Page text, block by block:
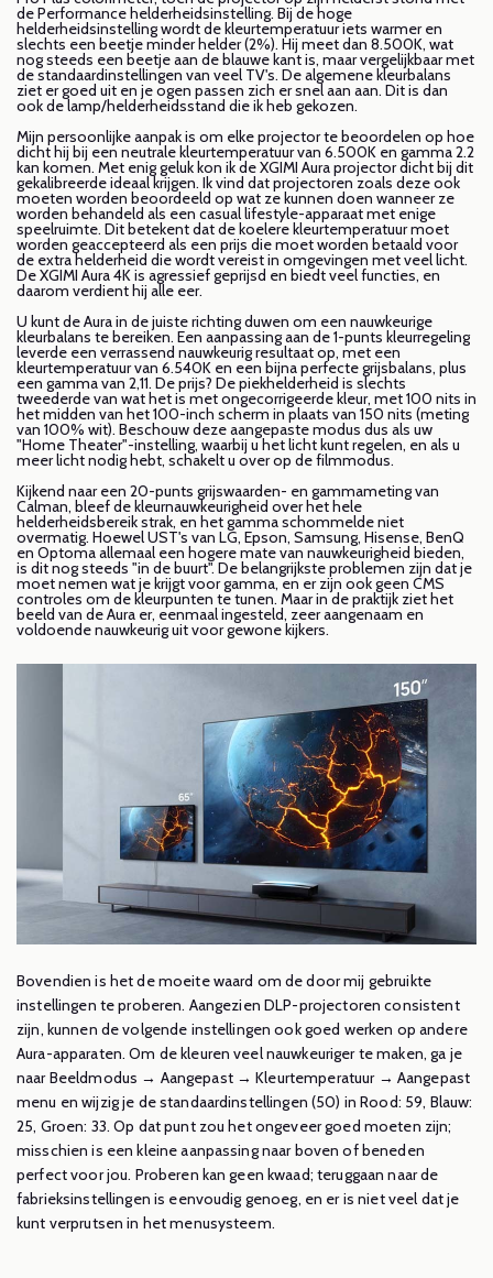
de Performance helderheidsinstelling. Bij de hoge
helderheidsinstelling wordt de kleurtemperatuur iets warmer en
slechts een beetje minder helder (2%). Hij meet dan 8.500K, wat
nog steeds een beetje aan de blauwe kant is, maar vergelijkbaar met
de standaardinstellingen van veel TV's. De algemene kleurbalans
ziet er goed uit en je ogen passen zich er snel aan aan. Dit is dan
ook de lamp/helderheidsstand die ik heb gekozen.
Mijn persoonlijke aanpak is om elke projector te beoordelen op hoe
dicht hij bij een neutrale kleurtemperatuur van 6.500K en gamma 2.2
kan komen. Met enig geluk kon ik de XGIMI Aura projector dicht bij dit
gekalibreerde ideaal krijgen. Ik vind dat projectoren zoals deze ook
moeten worden beoordeeld op wat ze kunnen doen wanneer ze
worden behandeld als een casual lifestyle-apparaat met enige
speelruimte. Dit betekent dat de koelere kleurtemperatuur moet
worden geaccepteerd als een prijs die moet worden betaald voor
de extra helderheid die wordt vereist in omgevingen met veel licht.
De XGIMI Aura 4K is agressief geprijsd en biedt veel functies, en
daarom verdient hij alle eer.
U kunt de Aura in de juiste richting duwen om een nauwkeurige
kleurbalans te bereiken. Een aanpassing aan de 1-punts kleurregeling
leverde een verrassend nauwkeurig resultaat op, met een
kleurtemperatuur van 6.540K en een bijna perfecte grijsbalans, plus
een gamma van 2,11. De prijs? De piekhelderheid is slechts
tweederde van wat het is met ongecorrigeerde kleur, met 100 nits in
het midden van het 100-inch scherm in plaats van 150 nits (meting
van 100% wit). Beschouw deze aangepaste modus dus als uw
"Home Theater"-instelling, waarbij u het licht kunt regelen, en als u
meer licht nodig hebt, schakelt u over op de filmmodus.
Kijkend naar een 20-punts grijswaarden- en gammameting van
Calman, bleef de kleurnauwkeurigheid over het hele
helderheidsbereik strak, en het gamma schommelde niet
overmatig. Hoewel UST's van LG, Epson, Samsung, Hisense, BenQ
en Optoma allemaal een hogere mate van nauwkeurigheid bieden,
is dit nog steeds "in de buurt". De belangrijkste problemen zijn dat je
moet nemen wat je krijgt voor gamma, en er zijn ook geen CMS
controles om de kleurpunten te tunen. Maar in de praktijk ziet het
beeld van de Aura er, eenmaal ingesteld, zeer aangenaam en
voldoende nauwkeurig uit voor gewone kijkers.
Bovendien is het de moeite waard om de door mij gebruikte
instellingen te proberen. Aangezien DLP-projectoren consistent
zijn, kunnen de volgende instellingen ook goed werken op andere
Aura-apparaten. Om de kleuren veel nauwkeuriger te maken, ga je
naar Beeldmodus → Aangepast → Kleurtemperatuur → Aangepast
menu en wijzig je de standaardinstellingen (50) in Rood: 59, Blauw:
25, Groen: 33. Op dat punt zou het ongeveer goed moeten zijn;
misschien is een kleine aanpassing naar boven of beneden
perfect voor jou. Proberen kan geen kwaad; teruggaan naar de
fabrieksinstellingen is eenvoudig genoeg, en er is niet veel dat je
kunt verprutsen in het menusysteem.